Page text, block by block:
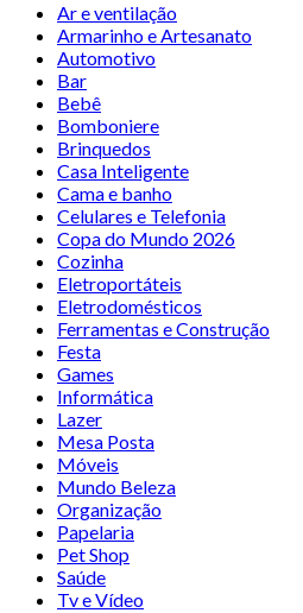
Ar e ventilação
Armarinho e Artesanato
Automotivo
Bar
Bebê
Bomboniere
Brinquedos
Casa Inteligente
Cama e banho
Celulares e Telefonia
Copa do Mundo 2026
Cozinha
Eletroportáteis
Eletrodomésticos
Ferramentas e Construção
Festa
Games
Informática
Lazer
Mesa Posta
Móveis
Mundo Beleza
Organização
Papelaria
Pet Shop
Saúde
Tv e Vídeo